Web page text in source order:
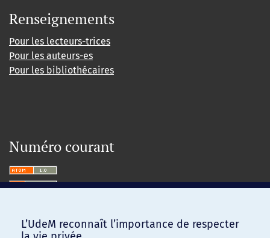
Renseignements
Pour les lecteurs-trices
Pour les auteurs-es
Pour les bibliothécaires
Numéro courant
L’UdeM reconnaît l’importance de respecter